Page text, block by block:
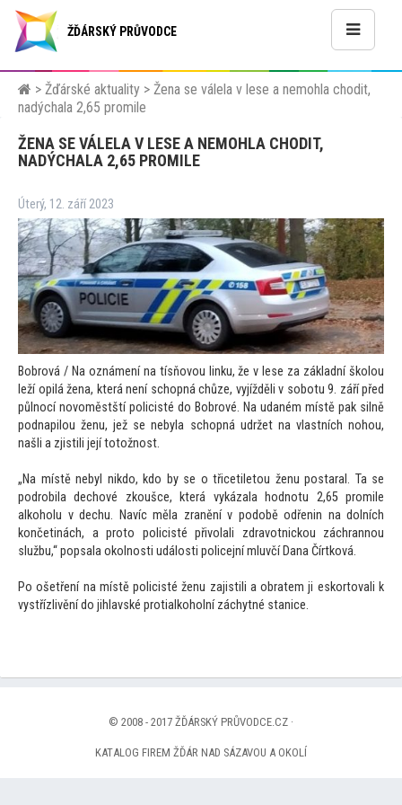
ŽĎÁRSKÝ PRŮVODCE
> Žďárské aktuality > Žena se válela v lese a nemohla chodit,
nadýchala 2,65 promile
ŽENA SE VÁLELA V LESE A NEMOHLA CHODIT,
NADÝCHALA 2,65 PROMILE
Úterý, 12. září 2023
Bobrová / Na oznámení na tísňovou linku, že v lese za základní školou
leží opilá žena, která není schopná chůze, vyjížděli v sobotu 9. září před
půlnocí novoměstští policisté do Bobrové. Na udaném místě pak silně
podnapilou ženu, jež se nebyla schopná udržet na vlastních nohou,
našli a zjistili její totožnost.
„Na místě nebyl nikdo, kdo by se o třicetiletou ženu postaral. Ta se
podrobila dechové zkoušce, která vykázala hodnotu 2,65 promile
alkoholu v dechu. Navíc měla zranění v podobě odřenin na dolních
končetinách, a proto policisté přivolali zdravotnickou záchrannou
službu,“ popsala okolnosti události policejní mluvčí Dana Čírtková.
Po ošetření na místě policisté ženu zajistili a obratem ji eskortovali k
vystřízlivění do jihlavské protialkoholní záchytné stanice.
© 2008 - 2017 ŽĎÁRSKÝ PRŮVODCE.CZ ·
KATALOG FIREM ŽĎÁR NAD SÁZAVOU A OKOLÍ